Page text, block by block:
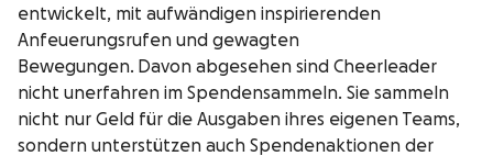
entwickelt, mit aufwändigen inspirierenden
Anfeuerungsrufen und gewagten
Bewegungen. Davon abgesehen sind Cheerleader
nicht unerfahren im Spendensammeln. Sie sammeln
nicht nur Geld für die Ausgaben ihres eigenen Teams,
sondern unterstützen auch Spendenaktionen der